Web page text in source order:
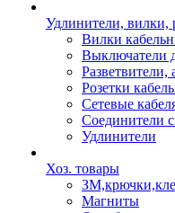
Удлинители, вилки,
Вилки
Выключатели
Разветвители,
Розетки
Сетевые
Соединители
Удлинители
Хоз. товары
Магниты